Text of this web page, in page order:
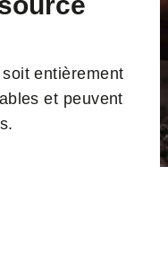
entièrement
et peuvent